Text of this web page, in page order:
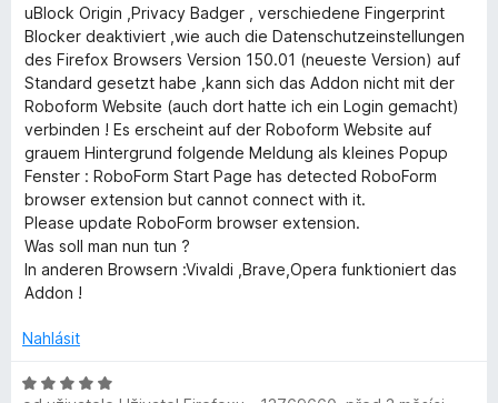
5
:
5
z
5
c
e
n
:
4
z
5
uBlock Origin ,Privacy Badger , verschiedene Fingerprint
Blocker deaktiviert ,wie auch die Datenschutzeinstellungen
des Firefox Browsers Version 150.01 (neueste Version) auf
Standard gesetzt habe ,kann sich das Addon nicht mit der
Roboform Website (auch dort hatte ich ein Login gemacht)
verbinden ! Es erscheint auf der Roboform Website auf
grauem Hintergrund folgende Meldung als kleines Popup
Fenster : RoboForm Start Page has detected RoboForm
browser extension but cannot connect with it.
Please update RoboForm browser extension.
Was soll man nun tun ?
In anderen Browsern :Vivaldi ,Brave,Opera funktioniert das
Addon !
Nahlásit
H